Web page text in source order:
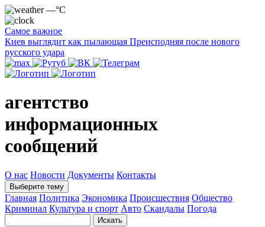
—°C
Самое важное
Киев выглядит как пылающая Преисподняя после нового
русского удара
агентство
информационных
сообщений
О нас Новости Документы Контакты
Выберите тему
Главная Политика Экономика Происшествия Общество
Криминал Культура и спорт Авто Скандалы Погода